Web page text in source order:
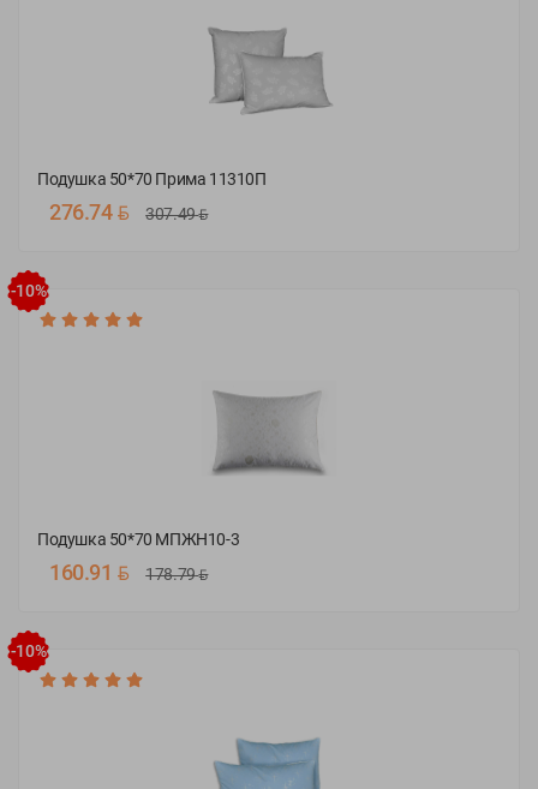
Подушка 50*70 Прима 11310П
276.74 BYN 307.49BYN
-10%
Подушка 50*70 МПЖН10-3
160.91 BYN 178.79BYN
-10%